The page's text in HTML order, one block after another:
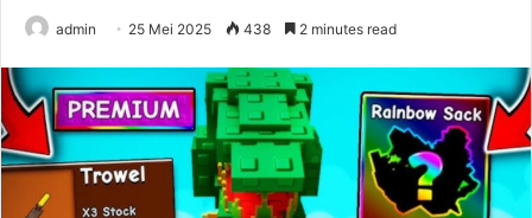
admin 25 Mei 2025 438 2 minutes read